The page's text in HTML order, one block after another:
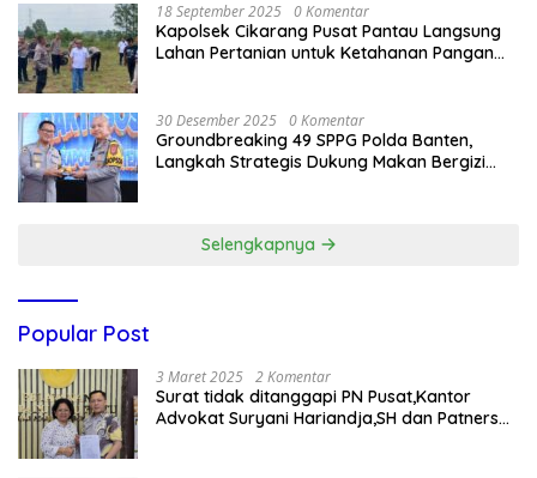
18 September 2025 0 Komentar
Kapolsek Cikarang Pusat Pantau Langsung
Lahan Pertanian untuk Ketahanan Pangan
30 Desember 2025 0 Komentar
Groundbreaking 49 SPPG Polda Banten,
Langkah Strategis Dukung Makan Bergizi
Selengkapnya
Popular Post
3 Maret 2025 2 Komentar
Surat tidak ditanggapi PN Pusat,Kantor
Advokat Suryani Hariandja,SH dan Patners